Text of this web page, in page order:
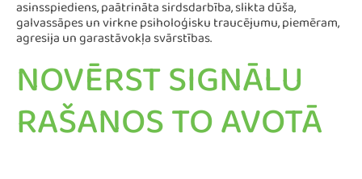
asinsspiediens, paātrināta sirdsdarbība, slikta dūša,
galvassāpes un virkne psiholoģisku traucējumu, piemēram,
agresija un garastāvokļa svārstības.
NOVĒRST SIGNĀLU
RAŠANOS TO AVOTĀ